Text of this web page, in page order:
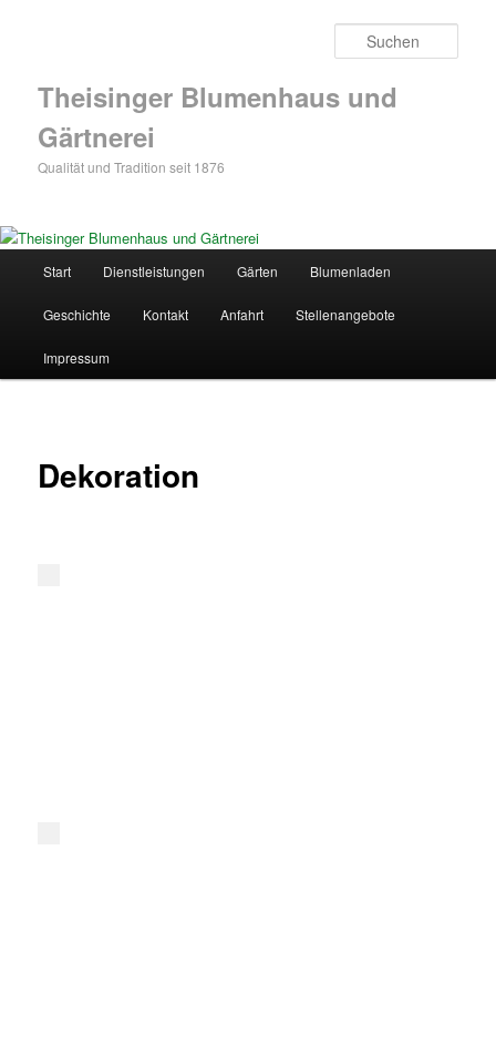
Theisinger Blumenhaus und
Gärtnerei
Qualität und Tradition seit 1876
Start Dienstleistungen Gärten Blumenladen
Geschichte Kontakt Anfahrt Stellenangebote
Impressum
Dekoration